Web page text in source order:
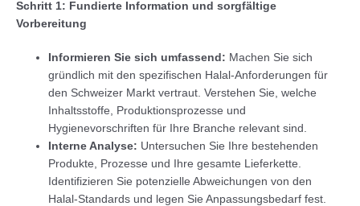
Schritt 1: Fundierte Information und sorgfältige
Vorbereitung
Informieren Sie sich umfassend: Machen Sie sich
gründlich mit den spezifischen Halal-Anforderungen für
den Schweizer Markt vertraut. Verstehen Sie, welche
Inhaltsstoffe, Produktionsprozesse und
Hygienevorschriften für Ihre Branche relevant sind.
Interne Analyse: Untersuchen Sie Ihre bestehenden
Produkte, Prozesse und Ihre gesamte Lieferkette.
Identifizieren Sie potenzielle Abweichungen von den
Halal-Standards und legen Sie Anpassungsbedarf fest.